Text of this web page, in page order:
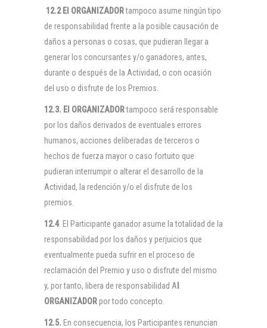
12.2 El ORGANIZADORtampoco asume ningún tipo
de responsabilidad frente a la posible causación de
daños a personas o cosas, que pudieran llegar a
generar los concursantes y/o ganadores, antes,
durante o después de la Actividad, o con ocasión
del uso o disfrute de los Premios.
12.3. El ORGANIZADORtampoco será responsable
por los daños derivados de eventuales errores
humanos, acciones deliberadas de terceros o
hechos de fuerza mayor o caso fortuito que
pudieran interrumpir o alterar el desarrollo de la
Actividad, la redención y/o el disfrute de los
premios.
12.4 . El Participante ganador asume la totalidad de la
responsabilidad por los daños y perjuicios que
eventualmente pueda sufrir en el proceso de
reclamación del Premio y uso o disfrute del mismo
y, por tanto, libera de responsabilidad A
ORGANIZADOR por todo concepto.
12.5. En consecuencia, los Participantes renuncian